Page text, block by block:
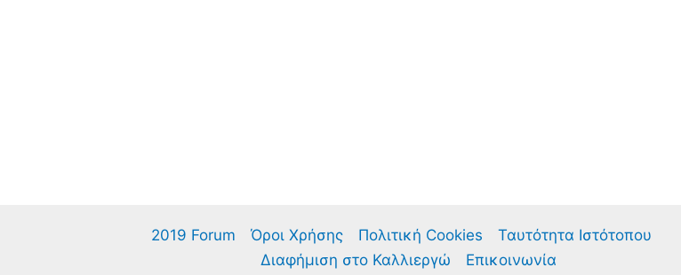
2019 Forum Όροι Χρήσης Πολιτική Cookies
Ταυτότητα Ιστότοπου
Διαφήμιση στο Καλλιεργώ
Επικοινωνία